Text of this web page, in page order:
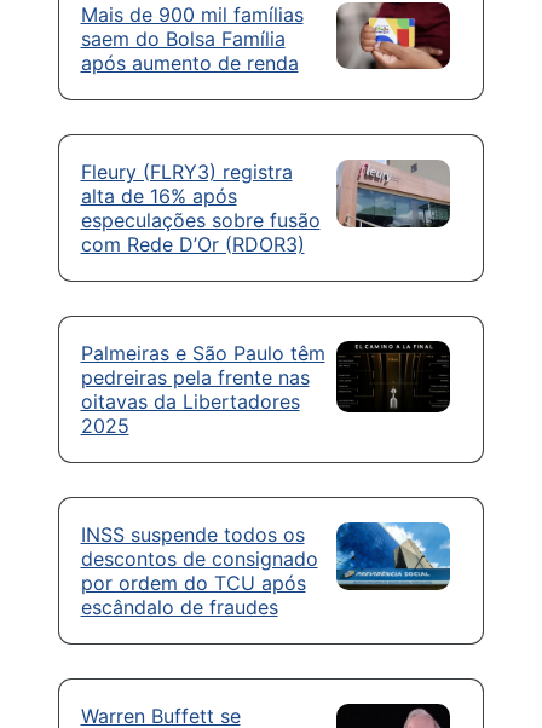
Mais de 900 mil famílias
saem do Bolsa Família
após aumento de renda
Fleury (FLRY3) registra
alta de 16% após
especulações sobre fusão
com Rede D’Or (RDOR3)
Palmeiras e São Paulo têm
pedreiras pela frente nas
oitavas da Libertadores
2025
INSS suspende todos os
descontos de consignado
por ordem do TCU após
escândalo de fraudes
Warren Buffett se